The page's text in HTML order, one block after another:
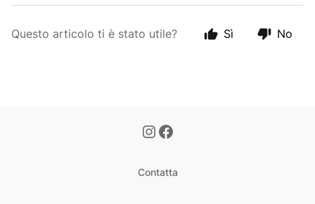
Questo articolo ti è stato utile? Sì No
Contatta